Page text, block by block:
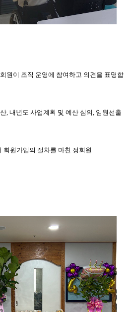
원이 조직 운영에 참여하고 의견을 표명합
, 내년도 사업계획 및 예산 심의, 임원선출
회원가입의 절차를 마친 정회원